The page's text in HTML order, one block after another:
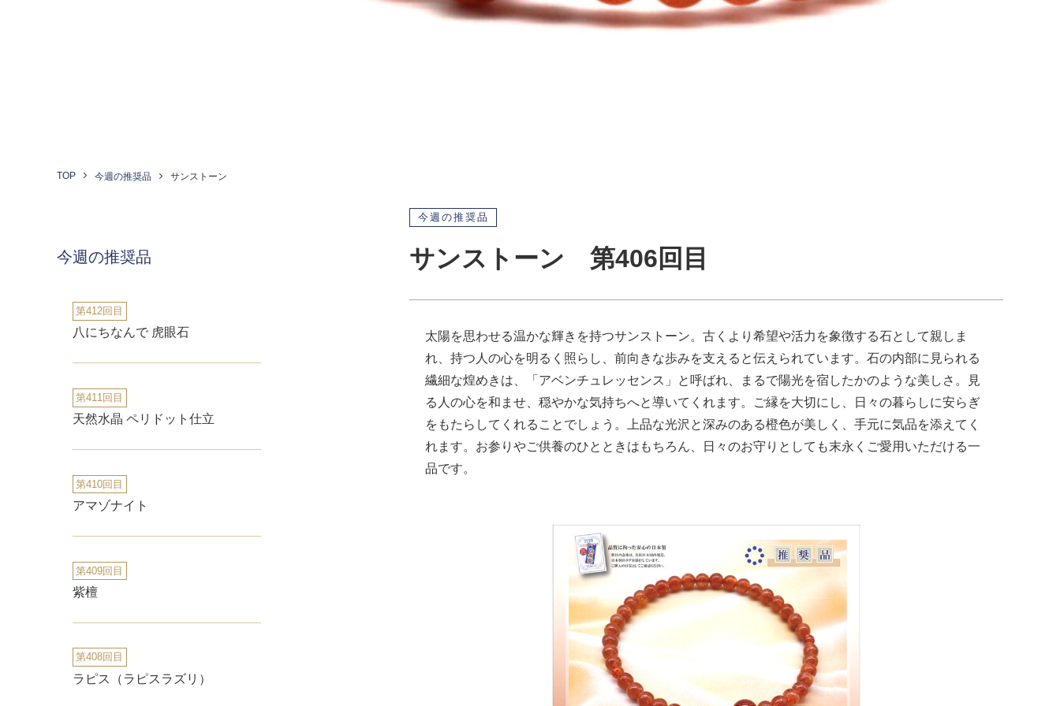
TOP 今週の推奨品 サンストーン
今週の推奨品
サンストーン 第406回目
太陽を思わせる温かな輝きを持つサンストーン。古くより希望や活力を象徴する石として親しま
れ、持つ人の心を明るく照らし、前向きな歩みを支えると伝えられています。石の内部に見られる
繊細な煌めきは、「アベンチュレッセンス」と呼ばれ、まるで陽光を宿したかのような美しさ。見
る人の心を和ませ、穏やかな気持ちへと導いてくれます。ご縁を大切にし、日々の暮らしに安らぎ
をもたらしてくれることでしょう。上品な光沢と深みのある橙色が美しく、手元に気品を添えてく
れます。お参りやご供養のひとときはもちろん、日々のお守りとしても末永くご愛用いただける一
品です。
今週の推奨品
第412回目
八にちなんで 虎眼石
第411回目
天然水晶 ペリドット仕立
第410回目
アマゾナイト
第409回目
紫檀
第408回目
ラピス（ラピスラズリ）